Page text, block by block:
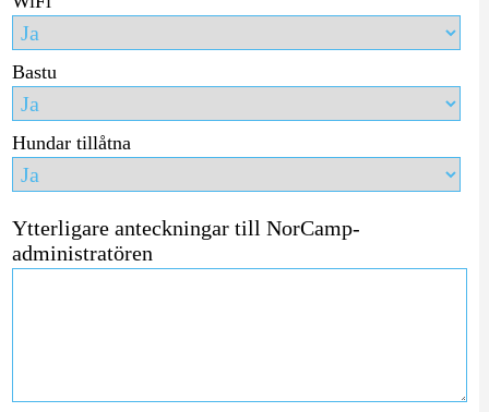
Bastu
Hundar tillåtna
Ytterligare anteckningar till NorCamp-
administratören